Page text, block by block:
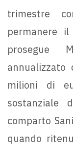
trimestre
permanere
prosegue
annualizzato
milioni di
sostanziale
comparto
quando